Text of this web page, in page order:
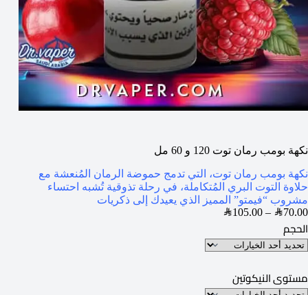
نكهة بومب رمان توت 120 و 60 مل
نكهة بومب رمان توت، التي تدمج حموضة الرمان المُنعشة مع
حلاوة التوت البري المُتكاملة، في رحلة تذوقية تُشبه احتساء
مشروب “فيمتو” المميز الذي يعيدك إلى ذكريات
SAR70.00
–
SAR105.00
الحجم
مستوى النيكوتين